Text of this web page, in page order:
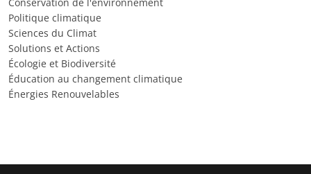
Conservation de l'environnement
Politique climatique
Sciences du Climat
Solutions et Actions
Écologie et Biodiversité
Éducation au changement climatique
Énergies Renouvelables